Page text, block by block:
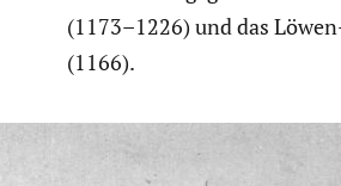
(1173–1226) und das
(1166).